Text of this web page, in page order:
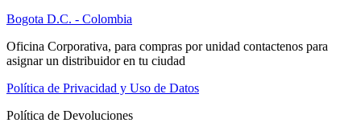
Bogota D.C. - Colombia
Oficina Corporativa, para compras por unidad contactenos para
asignar un distribuidor en tu ciudad
Política de Privacidad y Uso de Datos
Política de Devoluciones